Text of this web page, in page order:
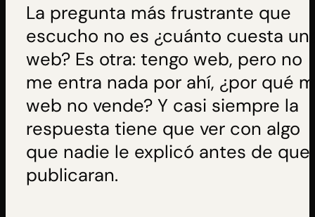
La pregunta más frustrante que
escucho no es ¿cuánto cuesta
web? Es otra: tengo web, pero no
me entra nada por ahí, ¿por qué
web no vende? Y casi siempre la
respuesta tiene que ver con algo
que nadie le explicó antes de que
publicaran.